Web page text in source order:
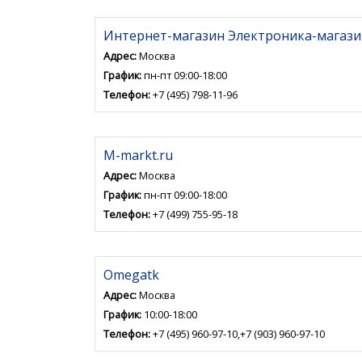
Интернет-магазин Электроника-
Адрес:Москва
График:пн-пт 09:00-18:00
Телефон:+7 (495) 798-11-96
M-markt.ru
Адрес:Москва
График:пн-пт 09:00-18:00
Телефон:+7 (499) 755-95-18
Omegatk
Адрес:Москва
График: 10:00-18:00
Телефон:+7 (495) 960-97-10,+7 (903) 960-97-10